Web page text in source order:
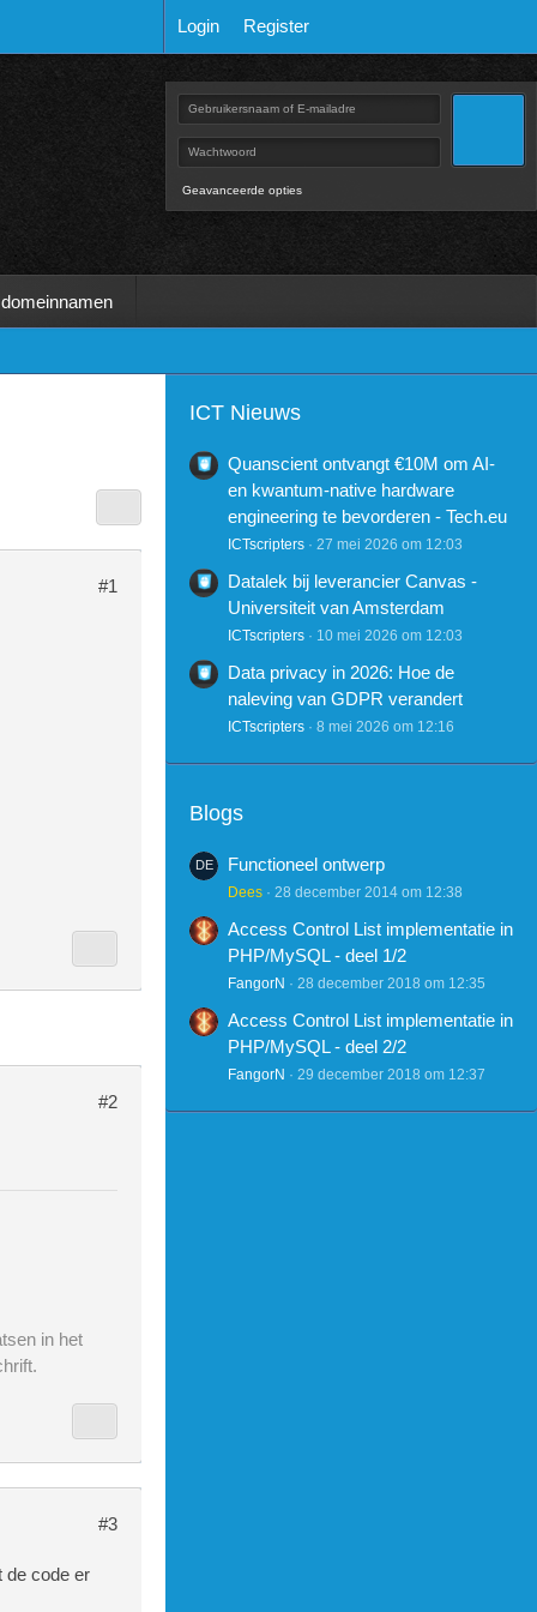
Login Register
Geavanceerde opties
#1
#2
in het
#3
de code er
ICT Nieuws
Quanscient ontvangt €10M om AI-
en kwantum-native hardware
engineering te bevorderen - Tech.eu
ICTscripters 27 mei 2026 om 12:03
Datalek bij leverancier Canvas -
Universiteit van Amsterdam
ICTscripters 10 mei 2026 om 12:03
Data privacy in 2026: Hoe de
naleving van GDPR verandert
ICTscripters 8 mei 2026 om 12:16
Blogs
Functioneel ontwerp
Dees 28 december 2014 om 12:38
Access Control List implementatie in
PHP/MySQL - deel 1/2
FangorN 28 december 2018 om 12:35
Access Control List implementatie in
PHP/MySQL - deel 2/2
FangorN 29 december 2018 om 12:37